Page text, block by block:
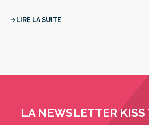
arrow_forward LIRE LA SUITE
LA NEWSLETTER KISS